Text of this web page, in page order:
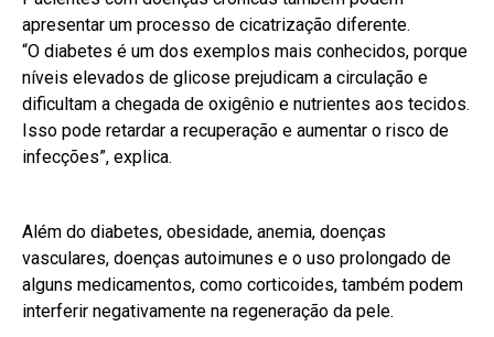
apresentar um processo de cicatrização diferente.
“O diabetes é um dos exemplos mais conhecidos, porque
níveis elevados de glicose prejudicam a circulação e
dificultam a chegada de oxigênio e nutrientes aos tecidos.
Isso pode retardar a recuperação e aumentar o risco de
infecções”, explica.
Além do diabetes, obesidade, anemia, doenças
vasculares, doenças autoimunes e o uso prolongado de
alguns medicamentos, como corticoides, também podem
interferir negativamente na regeneração da pele.